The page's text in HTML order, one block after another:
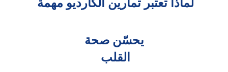
يحسّن صحة
القلب